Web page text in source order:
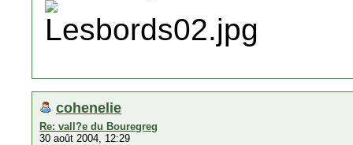
cohenelie
Re: vall?e du Bouregreg
30 août 2004, 12:29